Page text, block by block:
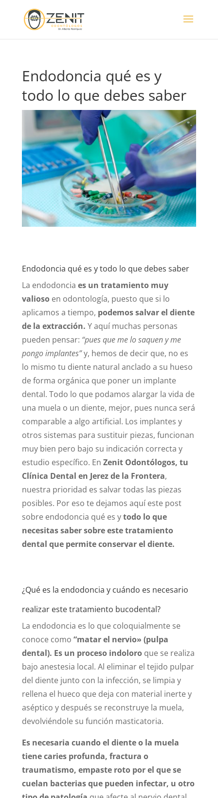
Endodoncia qué es y
todo lo que debes saber
Endodoncia qué es y todo lo que debes saber
La endodoncia es un tratamiento muy
valiosoen odontología, puesto que si lo
aplicamos a tiempo, podemos salvar el diente
de la extracción. Y aquí muchas personas
pueden pensar: “pues que me lo saquen y me
pongo implantes”y, hemos de decir que, no es
lo mismo tu diente natural anclado a su hueso
de forma orgánica que poner un implante
dental. Todo lo que podamos alargar la vida de
una muela o un diente, mejor, pues nunca será
comparable a algo artificial. Los implantes y
otros sistemas para sustituir piezas, funcionan
muy bien pero bajo su indicación correcta y
estudio específico. En Zenit Odontólogos, tu
Clínica Dental en Jerez de la Frontera,
nuestra prioridad es salvar todas las piezas
posibles. Por eso te dejamos aquí este post
sobre endodoncia qué es ytodo lo que
necesitas saber sobre este tratamiento
dental que permite conservar el diente.
¿Qué es la endodoncia y cuándo es necesario
realizar este tratamiento bucodental?
La endodoncia es lo que coloquialmente se
conoce como “matar el nervio» (pulpa
dental). Es un proceso indoloroque se realiza
bajo anestesia local. Al eliminar el tejido pulpar
del diente junto con la infección, se limpia y
rellena el hueco que deja con material inerte y
aséptico y después se reconstruye la muela,
devolviéndole su función masticatoria.
Es necesaria cuando el diente o la muela
tiene caries profunda, fractura o
traumatismo, empaste roto por el que se
cuelan bacterias que pueden infectar, u otro